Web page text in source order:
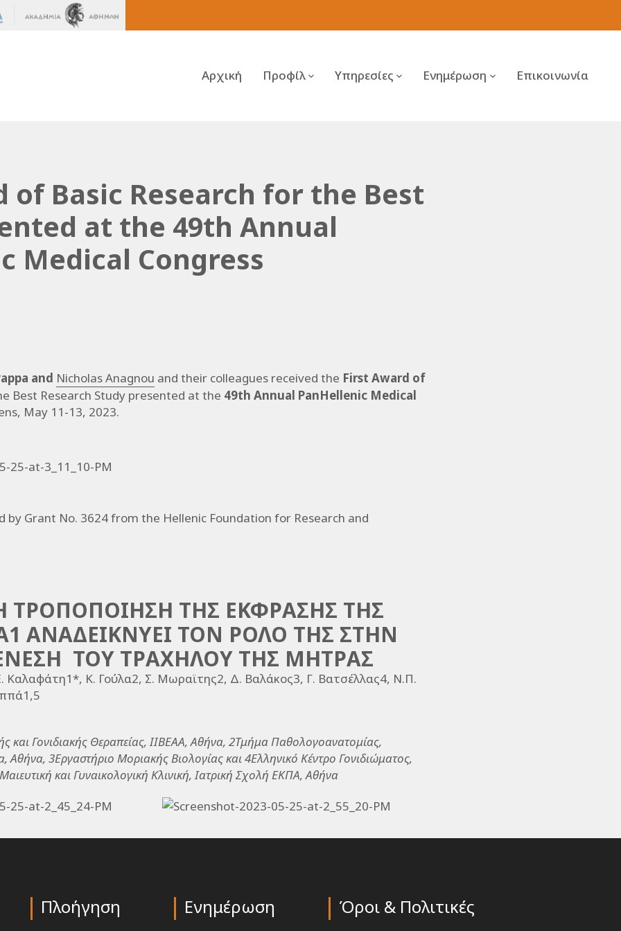
Αρχική Προφίλ Υπηρεσίες Ενημέρωση Επικοινωνία
of Basic Research for the Best
at the 49th Annual
Medical Congress
and Nicholas Anagnou and their colleagues received the First Award of
Best Research Study presented at the 49th Annual PanHellenic Medical
May 11-13, 2023.
by Grant No. 3624 from the Hellenic Foundation for Research and
ΤΡΟΠΟΠΟΙΗΣΗ ΤΗΣ ΕΚΦΡΑΣΗΣ ΤΗΣ
ΑΝΑΔΕΙΚΝΥΕΙ ΤΟΝ ΡΟΛΟ ΤΗΣ ΣΤΗΝ
ΤΟΥ ΤΡΑΧΗΛΟΥ ΤΗΣ ΜΗΤΡΑΣ
Καλαφάτη1*, Κ. Γούλα2, Σ. Μωραϊτης2, Δ. Βαλάκος3, Γ. Βατσέλλας4, Ν.Π.
και Γονιδιακής Θεραπείας, ΙΙΒΕΑΑ, Αθήνα, 2Τμήμα Παθολογοανατομίας,
Αθήνα, 3Εργαστήριο Μοριακής Βιολογίας και 4Ελληνικό Κέντρο Γονιδιώματος,
και Γυναικολογική Κλινική, Ιατρική Σχολή ΕΚΠΑ, Αθήνα
Πλοήγηση Ενημέρωση Όροι & Πολιτικές